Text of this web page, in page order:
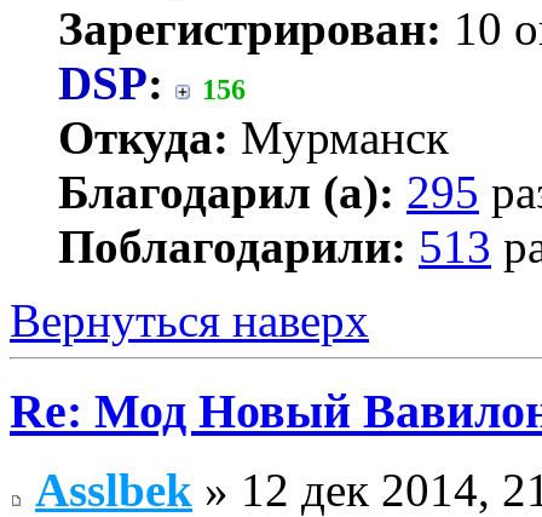
Зарегистрирован: 10
DSP: 156
Откуда: Мурманск
Благодарил (а): 295
Поблагодарили: 513
Вернуться наверх
Re: Мод Новый
Asslbek » 12 дек 2014,